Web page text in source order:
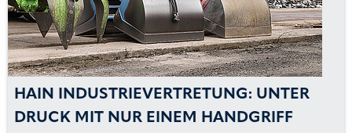
HAIN INDUSTRIEVERTRETUNG: UNTER
DRUCK MIT NUR EINEM HANDGRIFF